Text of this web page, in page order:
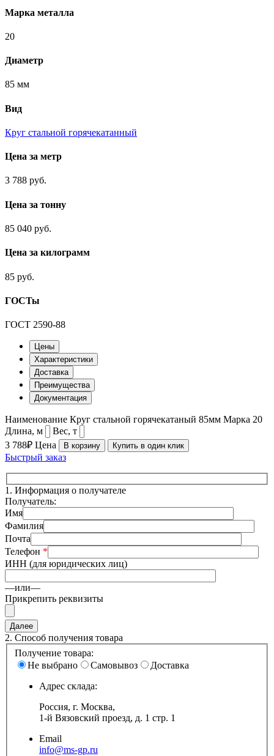
Марка металла
20
Диаметр
85 мм
Вид
Круг стальной горячекатанный
Цена за метр
3 788 руб.
Цена за тонну
85 040 руб.
Цена за килограмм
85 руб.
ГОСТы
ГОСТ 2590-88
Цены
Характеристики
Доставка
Преимущества
Документация
Наименование Круг стальной горячекатаный 85мм Марка 20
Длина, м
Вес, т
3 788₽ Цена В корзину Купить в один клик
Быстрый заказ
1. Информация о получателе
Получатель:
Имя
Фамилия
Почта
Телефон *
ИНН (для юридических лиц)
—или—
Прикрепить реквизиты
2. Способ получения товара
Получение товара:
Не выбрано
Самовывоз
Доставка
Адрес склада:
Россия, г. Москва,
1-й Вязовский проезд, д. 1 стр. 1
Email
info@ms-gp.ru